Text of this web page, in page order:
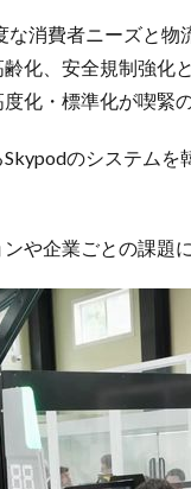
消費者ニーズと
化、安全規制強化
化・標準化が喫緊
のシステム
や企業ごとの課題